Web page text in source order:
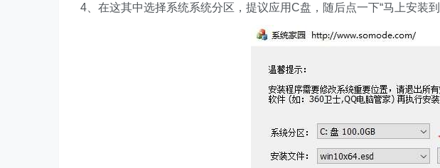
4、在这其中选择系统系统分区，提议应用C盘，随后点一下“马上安装